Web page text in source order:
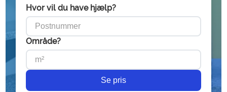
Hvor vil du have hjælp?
Område?
Se pris